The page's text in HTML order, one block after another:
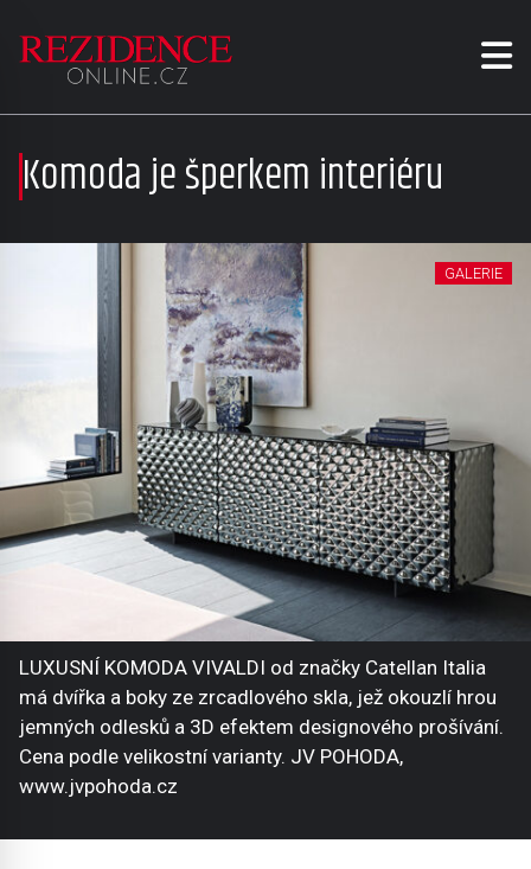
Komoda je šperkem interiéru
GALERIE
LUXUSNÍ KOMODA VIVALDI od značky Catellan Italia
má dvířka a boky ze zrcadlového skla, jež okouzlí hrou
jemných odlesků a 3D efektem designového prošívání.
Cena podle velikostní varianty. JV POHODA,
www.jvpohoda.cz